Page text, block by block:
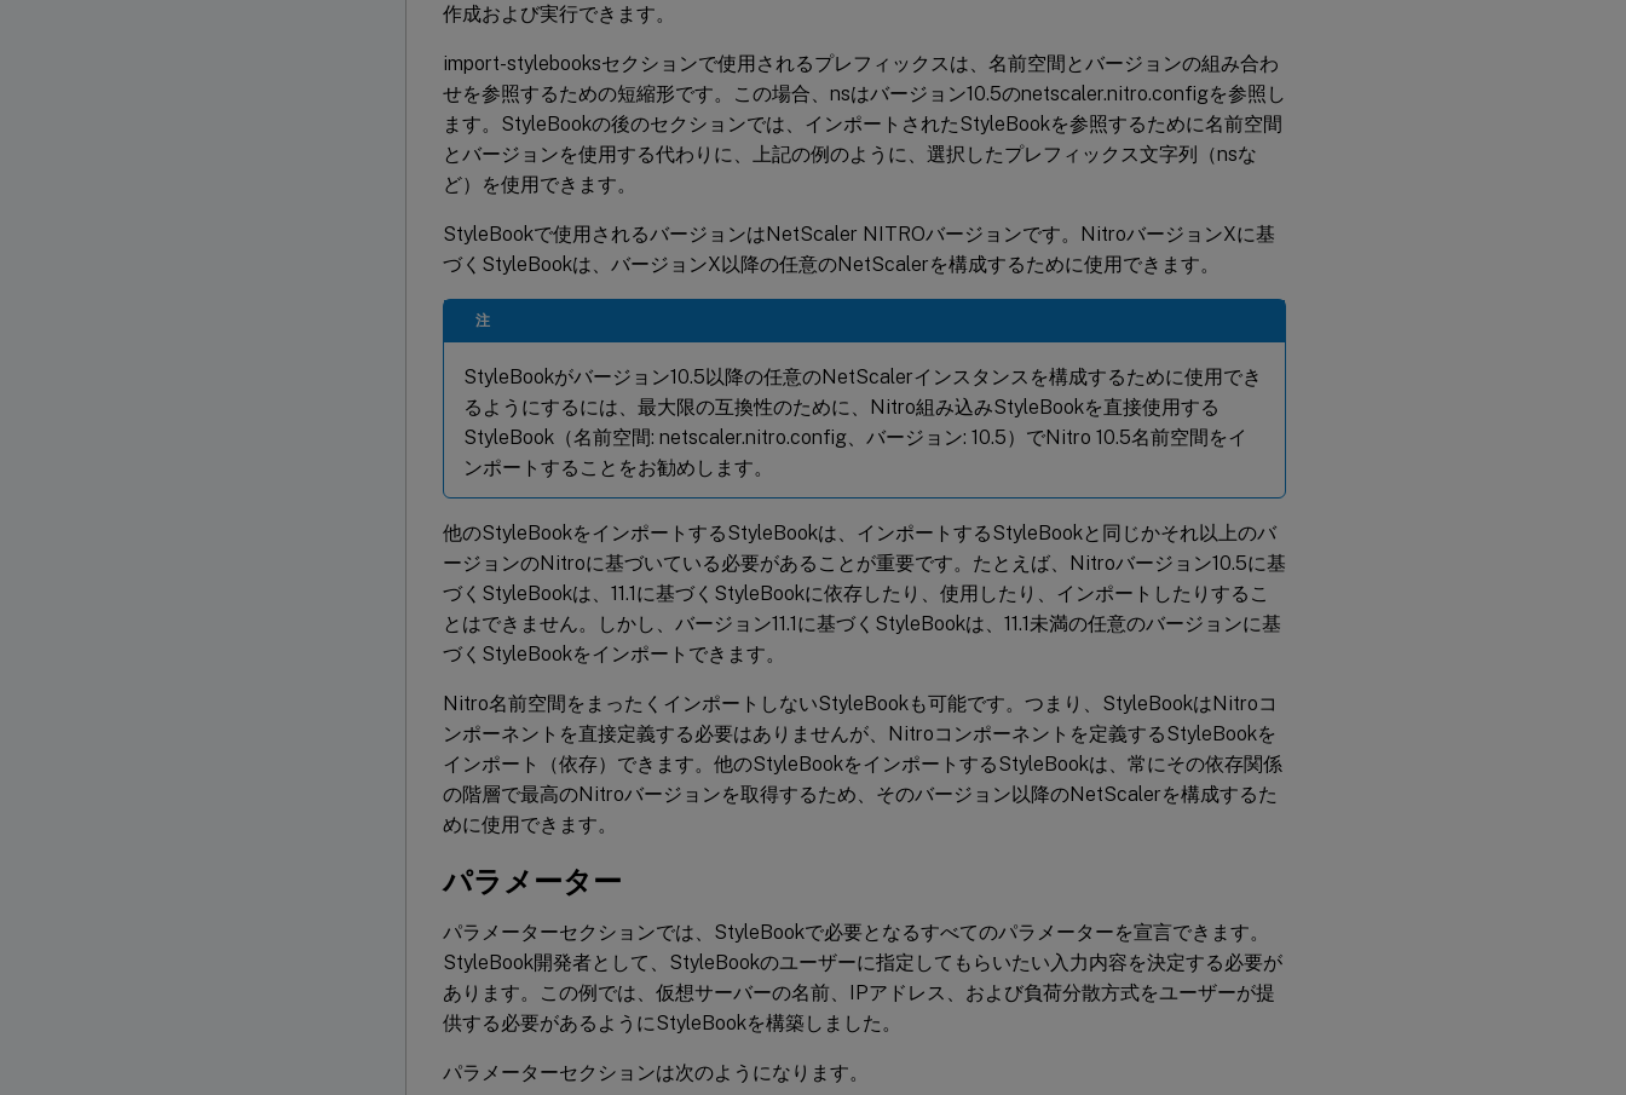
作成および実行できます。
import-stylebooksセクションで使用されるプレフィックスは、名前空間とバージョンの組み合わ
せを参照するための短縮形です。この場合、nsはバージョン10.5のnetscaler.nitro.configを参照し
ます。StyleBookの後のセクションでは、インポートされたStyleBookを参照するために名前空間
とバージョンを使用する代わりに、上記の例のように、選択したプレフィックス文字列（nsな
ど）を使用できます。
StyleBookで使用されるバージョンはNetScaler NITROバージョンです。NitroバージョンXに基
づくStyleBookは、バージョンX以降の任意のNetScalerを構成するために使用できます。
注
StyleBookがバージョン10.5以降の任意のNetScalerインスタンスを構成するために使用でき
るようにするには、最大限の互換性のために、Nitro組み込みStyleBookを直接使用する
StyleBook（名前空間: netscaler.nitro.config、バージョン: 10.5）でNitro 10.5名前空間をイ
ンポートすることをお勧めします。
他のStyleBookをインポートするStyleBookは、インポートするStyleBookと同じかそれ以上のバ
ージョンのNitroに基づいている必要があることが重要です。たとえば、Nitroバージョン10.5に基
づくStyleBookは、11.1に基づくStyleBookに依存したり、使用したり、インポートしたりするこ
とはできません。しかし、バージョン11.1に基づくStyleBookは、11.1未満の任意のバージョンに基
づくStyleBookをインポートできます。
Nitro名前空間をまったくインポートしないStyleBookも可能です。つまり、StyleBookはNitroコ
ンポーネントを直接定義する必要はありませんが、Nitroコンポーネントを定義するStyleBookを
インポート（依存）できます。他のStyleBookをインポートするStyleBookは、常にその依存関係
の階層で最高のNitroバージョンを取得するため、そのバージョン以降のNetScalerを構成するた
めに使用できます。
パラメーター
パラメーターセクションでは、StyleBookで必要となるすべてのパラメーターを宣言できます。
StyleBook開発者として、StyleBookのユーザーに指定してもらいたい入力内容を決定する必要が
あります。この例では、仮想サーバーの名前、IPアドレス、および負荷分散方式をユーザーが提
供する必要があるようにStyleBookを構築しました。
パラメーターセクションは次のようになります。